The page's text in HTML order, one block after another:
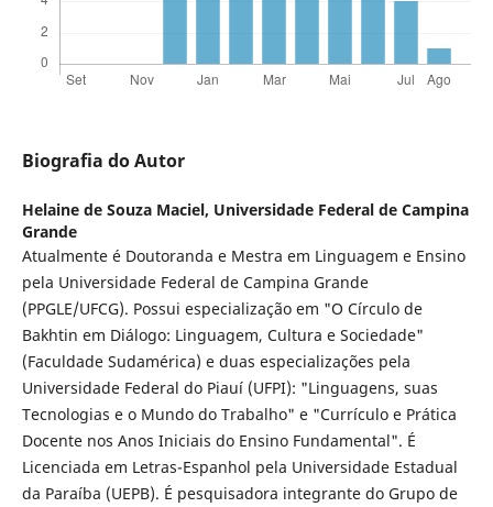
Biografia do Autor
Helaine de Souza Maciel, Universidade Federal de Campina
Grande
Atualmente é Doutoranda e Mestra em Linguagem e Ensino
pela Universidade Federal de Campina Grande
(PPGLE/UFCG). Possui especialização em "O Círculo de
Bakhtin em Diálogo: Linguagem, Cultura e Sociedade"
(Faculdade Sudamérica) e duas especializações pela
Universidade Federal do Piauí (UFPI): "Linguagens, suas
Tecnologias e o Mundo do Trabalho" e "Currículo e Prática
Docente nos Anos Iniciais do Ensino Fundamental". É
Licenciada em Letras-Espanhol pela Universidade Estadual
da Paraíba (UEPB). É pesquisadora integrante do Grupo de